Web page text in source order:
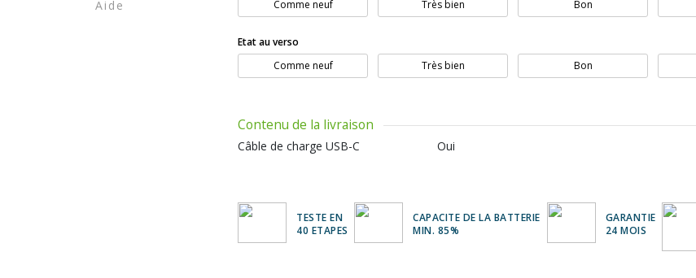
Aide
Comme neuf
Très bien Bon
Etat au verso
Comme neuf
Très bien Bon
Contenu de la livraison
Câble de charge USB-C Oui
TESTE EN
40 ETAPES
CAPACITE DE LA BATTERIE
MIN. 85%
GARANTIE
24 MOIS